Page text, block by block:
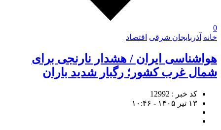
0
خانه آذربایجان شرقی اقتصاد
هواشناسی ایران / هشدار نارنجی برای
شمال غرب کشور؛ رگبار شدید باران
کد خبر : 12992
۱۳ تیر ۱۴۰۵ - ۱۰:۴۶